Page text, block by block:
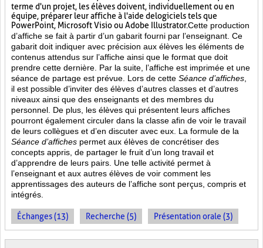
terme d'un projet, les élèves doivent, individuellement ou en
équipe, préparer leur affiche à l'aide de logiciels tels que
PowerPoint, Microsoft Visio ou Adobe Illustrator.Cette production
d’affiche se fait à partir d’un gabarit fourni par l’enseignant. Ce
gabarit doit indiquer avec précision aux élèves les éléments de
contenus attendus sur l’affiche ainsi que le format que doit
prendre cette dernière. Par la suite, l’affiche est imprimée et une
séance de partage est prévue. Lors de cette Séance d’affiches
il est possible d’inviter des élèves d’autres classes et d’autres
niveaux ainsi que des enseignants et des membres du
personnel. De plus, les élèves qui présentent leurs affiches
pourront également circuler dans la classe afin de voir le travail
de leurs collègues et d’en discuter avec eux. La formule de la
Séance d’affiches permet aux élèves de concrétiser des
concepts appris, de partager le fruit d’un long travail et
d’apprendre de leurs pairs. Une telle activité permet à
l’enseignant et aux autres élèves de voir comment les
apprentissages des auteurs de l’affiche sont perçus, compris et
intégrés.
Échanges (13) Recherche (5) Présentation orale (3)